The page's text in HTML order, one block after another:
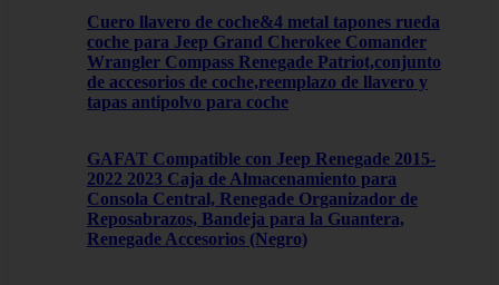
Cuero llavero de coche&4 metal tapones rueda
coche para Jeep Grand Cherokee Comander
Wrangler Compass Renegade Patriot,conjunto
de accesorios de coche,reemplazo de llavero y
tapas antipolvo para coche
GAFAT Compatible con Jeep Renegade 2015-
2022 2023 Caja de Almacenamiento para
Consola Central, Renegade Organizador de
Reposabrazos, Bandeja para la Guantera,
Renegade Accesorios (Negro)